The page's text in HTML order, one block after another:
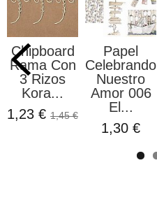
Chipboard
Rama Con
3 Rizos
Kora...
1,23 € 1,45 €
Papel
Celebrando
Nuestro
Amor 006
El...
1,30 €